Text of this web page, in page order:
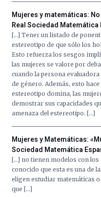
Mujeres y matemáticas:
Real Sociedad Matemática
[…] Tener un listado de
estereotipo de que sólo los
Esto refuerza los sesgos
las mujeres se valore por
cuando la persona
de género. Además, esto
estereotipo domina, las
demostrar sus capacidades
amenaza del estereotipo. […]
Mujeres y Matemáticas:
Sociedad Matemática
[…] no tienen modelos con los
conocido que esta es una de
eligen estudiar matemáticas
que […]